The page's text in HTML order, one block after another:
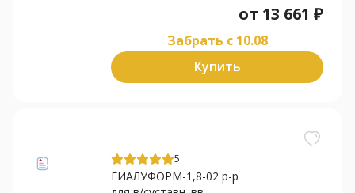
от 13 661 ₽
Забрать c 10.08
Купить
5
ГИАЛУФОРМ-1,8-02 р-р